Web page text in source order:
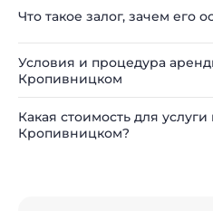
Что такое залог, зачем его
Условия и процедура
Кропивницком
Какая стоимость для
Кропивницком?